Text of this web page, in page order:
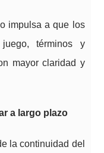
impulsa a que los
términos y
mayor claridad y
a largo plazo
la continuidad del